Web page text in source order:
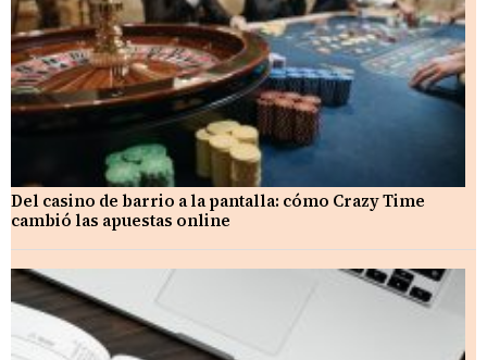
Del casino de barrio a la pantalla: cómo Crazy Time
cambió las apuestas online